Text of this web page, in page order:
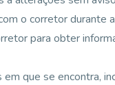
o corretor durante
para obter
que se encontra,